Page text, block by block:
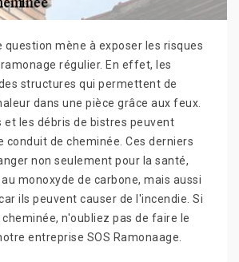
question mène à exposer les risques
régulier. En effet, les
structures qui permettent de
dans une pièce grâce aux feux.
et les débris de bistres peuvent
conduit de cheminée. Ces derniers
non seulement pour la santé,
monoxyde de carbone, mais aussi
ils peuvent causer de l'incendie. Si
n'oubliez pas de faire le
entreprise SOS Ramonaage.